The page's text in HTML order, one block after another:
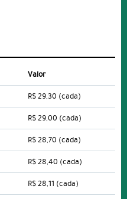
Valor
R$ 29,30 (cada)
R$ 29,00 (cada)
R$ 28,70 (cada)
R$ 28,40 (cada)
R$ 28,11 (cada)